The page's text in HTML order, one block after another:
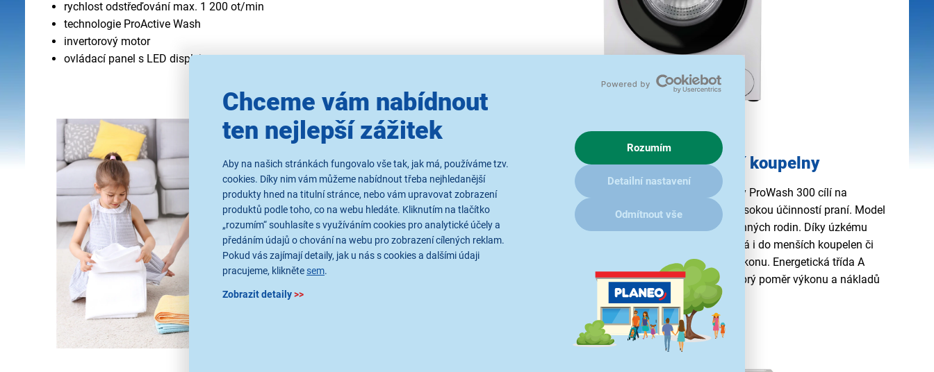
Chceme vám nabídnout
ten nejlepší zážitek
Aby na našich stránkách fungovalo vše tak, jak má, používáme tzv.
cookies. Díky nim vám můžeme nabídnout třeba nejhledanější
produkty hned na titulní stránce, nebo vám upravovat zobrazení
produktů podle toho, co na webu hledáte. Kliknutím na tlačítko
„rozumím“ souhlasíte s využíváním cookies pro analytické účely a
předáním údajů o chování na webu pro zobrazení cílených reklam.
Pokud vás zajímají detaily, jak u nás s cookies a dalšími údaji
pracujeme, klikněte sem.
Zobrazit detaily>>
Rozumím
Detailní nastavení
Odmítnout vše
rychlost odstřeďování max. 1 200 ot/min
technologie ProActive Wash
invertorový motor
ovládací panel s LED displejem
Efektivita, která se vejde i do menší koupelny
Pračka s předním plněním
Candy GD 27SSB7-S z řady ProWash 300 cílí na
domácnosti, které chtějí spojit kompaktní rozměry s vysokou účinností praní. Model
mákapacitu
, což pokryje potřeby dvou až čtyřčlenných rodin. Díky úzkému
provedení s
se lehce vměstná i do menších koupelen či
technických prostorů bez kompromisů v kapacitě či výkonu. Energetická třída A
zaručuje nízkou spotřebu energie a vody a zároveň dobrý poměr výkonu a nákladů